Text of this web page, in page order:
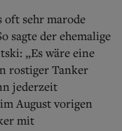
oft sehr marode
sagte der ehemalige
„Es wäre eine
rostiger Tanker
jederzeit
August vorigen
mit